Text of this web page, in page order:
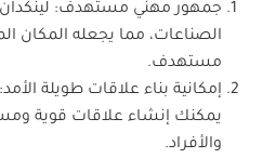
جمهور مهني مستهدف:
الصناعات، مما يجعله المكان
مستهدف.
إمكانية بناء علاقات طويلة
يمكنك إنشاء علاقات قوية
والأفراد.